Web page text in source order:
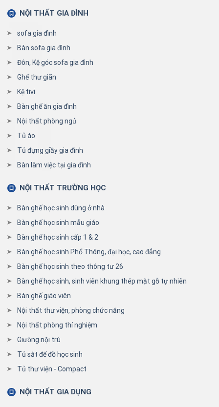
NỘI THẤT GIA ĐÌNH
sofa gia đình
Bàn sofa gia đình
Đôn, Kệ góc sofa gia đình
Ghế thư giãn
Kệ tivi
Bàn ghế ăn gia đình
Nội thất phòng ngủ
Tủ áo
Tủ đựng giầy gia đình
Bàn làm việc tại gia đình
NỘI THẤT TRƯỜNG HỌC
Bàn ghế học sinh dùng ở nhà
Bàn ghế học sinh mẫu giáo
Bàn ghế học sinh cấp 1 & 2
Bàn ghế học sinh Phổ Thông, đại học, cao đẳng
Bàn ghế học sinh theo thông tư 26
Bàn ghế học sinh, sinh viên khung thép mặt gỗ tự nhiên
Bàn ghế giáo viên
Nội thất thư viện, phòng chức năng
Nội thất phòng thí nghiệm
Giường nội trú
Tủ sắt để đồ học sinh
Tủ thư viện - Compact
NỘI THẤT GIA DỤNG